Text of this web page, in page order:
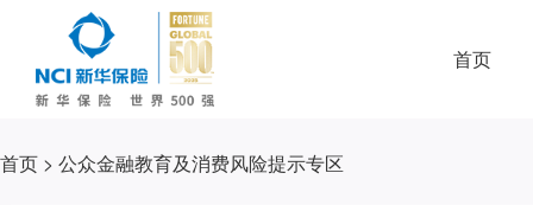
首页
首页 > 公众金融教育及消费风险提示专区